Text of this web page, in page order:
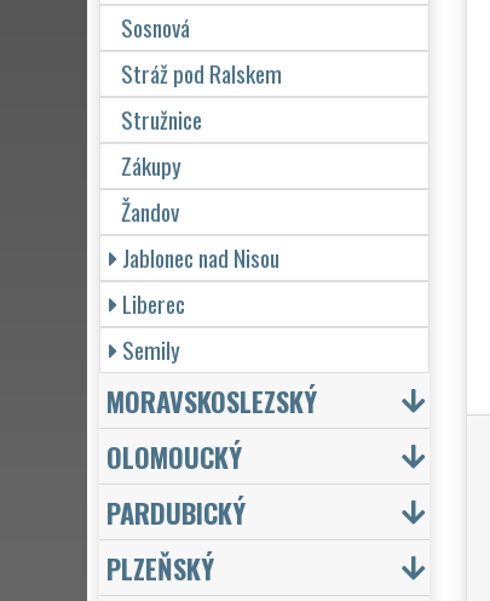
Sosnová
Stráž pod Ralskem
Stružnice
Zákupy
Žandov
Jablonec nad Nisou
Liberec
Semily
MORAVSKOSLEZSKÝ
OLOMOUCKÝ
PARDUBICKÝ
PLZEŇSKÝ